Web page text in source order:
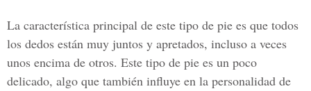
La característica principal de este tipo de pie es que todos
los dedos están muy juntos y apretados, incluso a veces
unos encima de otros. Este tipo de pie es un poco
delicado, algo que también influye en la personalidad de